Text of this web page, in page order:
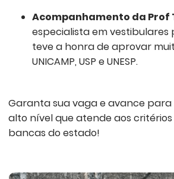
Acompanhamento da Prof
especialista em vestibulares
teve a honra de aprovar
UNICAMP, USP e UNESP.
Garanta sua vaga e avance
alto nível que atende aos
bancas do estado!